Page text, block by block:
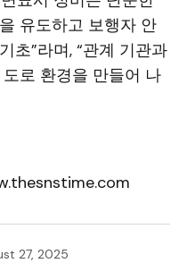
유도하고 보행자 안
초”라며, “관계 기관과
로 환경을 만들어 나
27, 2025